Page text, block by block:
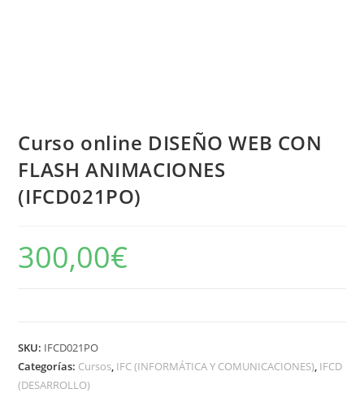
Curso online DISEÑO WEB CON
FLASH ANIMACIONES
(IFCD021PO)
300,00€
SKU: IFCD021PO
Categorías: Cursos, IFC (INFORMÁTICA Y COMUNICACIONES), IFCD
(DESARROLLO)